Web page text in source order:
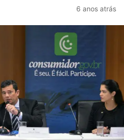
6 anos atrás